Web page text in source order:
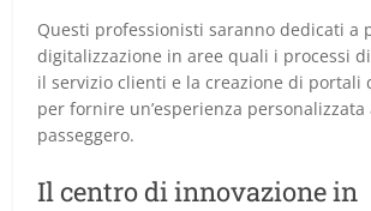
Questi professionisti saranno dedicati a
digitalizzazione in aree quali i processi
il servizio clienti e la creazione di portali
per fornire un’esperienza personalizzata
passeggero.
Il centro di innovazione in